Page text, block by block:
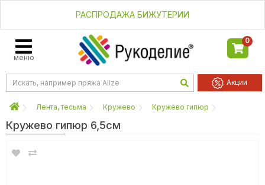
РАСПРОДАЖА БИЖУТЕРИИ
меню
0
Акции
Лента, тесьма Кружево Кружево гипюр
Кружево гипюр 6,5см